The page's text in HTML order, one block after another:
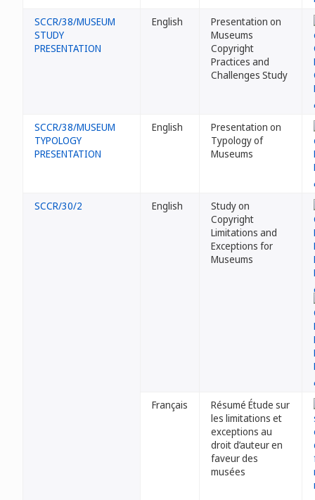
SCCR/38/MUSEUM
STUDY
PRESENTATION
English
Presentation on
Museums
Copyright
Practices and
Challenges Study
SCCR/38/MUSEUM
TYPOLOGY
PRESENTATION
English
Presentation on
Typology of
Museums
SCCR/30/2 English
Study on
Copyright
Limitations and
Exceptions for
Museums
Français
Résumé Étude sur
les limitations et
exceptions au
droit d’auteur en
faveur des
musées